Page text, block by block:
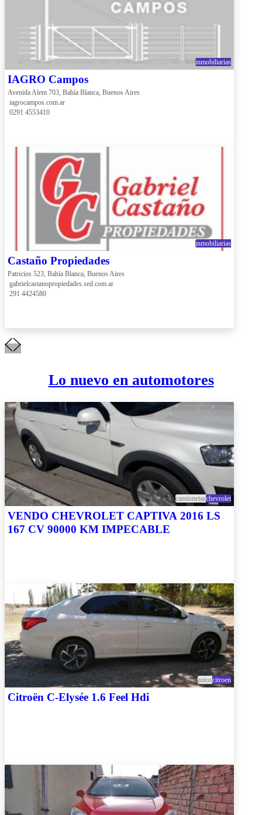
inmobiliarias
IAGRO Campos
Avenida Alem 703, Bahía Blanca, Buenos Aires
iagrocampos.com.ar
0291 4553410
inmobiliarias
Castaño Propiedades
Patricios 523, Bahía Blanca, Buenos Aires
gabrielcastanopropiedades.sed.com.ar
291 4424580
Lo nuevo en automotores
camionetaschevrolet
VENDO CHEVROLET CAPTIVA 2016 LS
167 CV 90000 KM IMPECABLE
autoscitroen
Citroën C-Elysée 1.6 Feel Hdi